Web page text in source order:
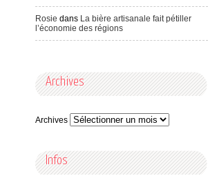
Rosie dans La bière artisanale fait pétiller
l’économie des régions
Archives
Archives
Infos